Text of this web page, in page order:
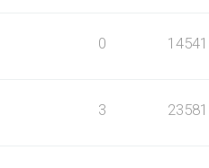
0 14541
3 23581